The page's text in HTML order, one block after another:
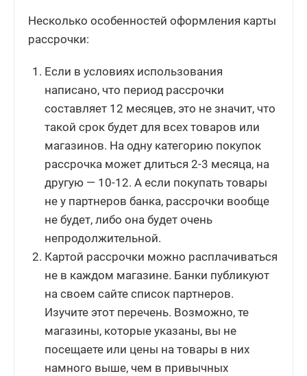
Несколько особенностей оформления карты
рассрочки:
Если в условиях использования
написано, что период рассрочки
составляет 12 месяцев, это не значит, что
такой срок будет для всех товаров или
магазинов. На одну категорию покупок
рассрочка может длиться 2-3 месяца, на
другую — 10-12. А если покупать товары
не у партнеров банка, рассрочки вообще
не будет, либо она будет очень
непродолжительной.
Картой рассрочки можно расплачиваться
не в каждом магазине. Банки публикуют
на своем сайте список партнеров.
Изучите этот перечень. Возможно, те
магазины, которые указаны, вы не
посещаете или цены на товары в них
намного выше, чем в привычных